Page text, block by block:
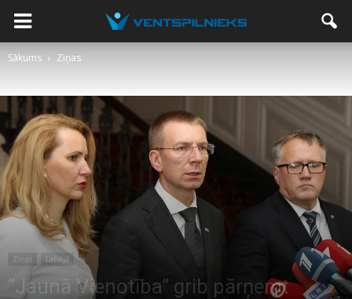
Sākums Ziņas
Ziņas Latvijā
“Jaunā Vienotība” grib pārņemt